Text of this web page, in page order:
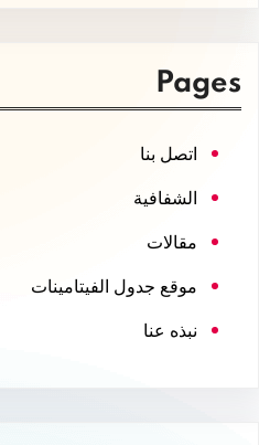
Pages
اتصل بنا
الشفافية
مقالات
موقع جدول الفيتامينات
نبذه عنا